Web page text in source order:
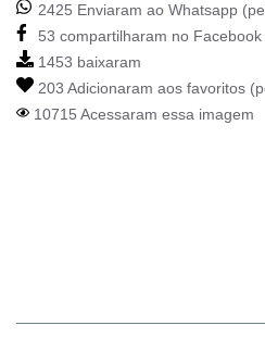
2425 Enviaram ao Whatsapp
53 compartilharam no Facebook
1453 baixaram
203 Adicionaram aos favoritos
10715 Acessaram essa imagem